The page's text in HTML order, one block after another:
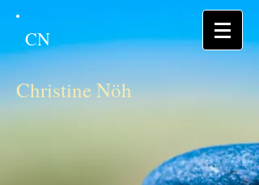
CN
Christine Nöh